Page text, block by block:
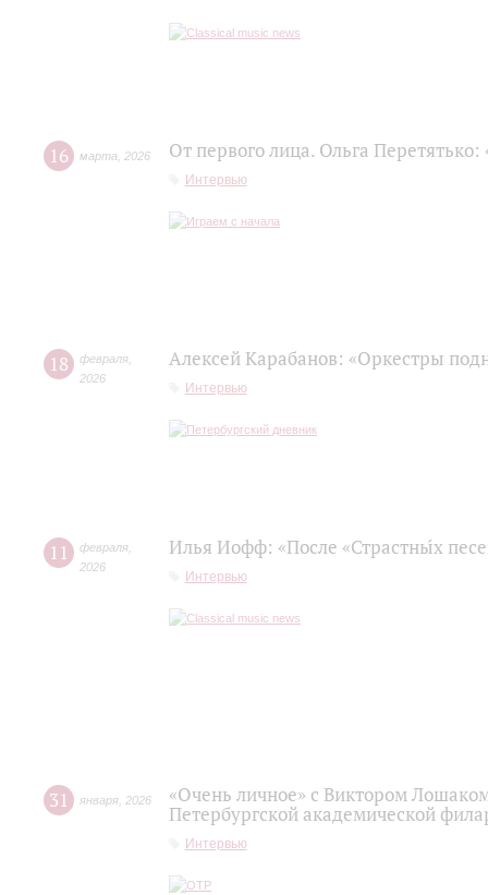
16 марта 2026 От первого лица. Ольга Перетятько:
Интервью
18 февраля
2026
Алексей Карабанов: «Оркестры
Интервью
11 февраля
2026
Илья Иофф: «После «Страстны́х
Интервью
31 января 2026
«Очень личное» с Виктором
Петербургской академической
Интервью